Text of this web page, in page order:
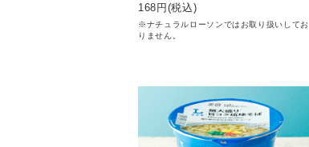
168 円(税込)
※ナチュラルローソンではお取り扱いしてお
りません。